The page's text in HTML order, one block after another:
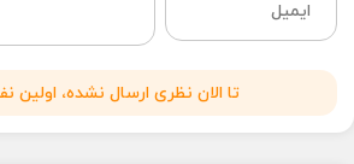
تا الان نظری ارسال نشده، اولین